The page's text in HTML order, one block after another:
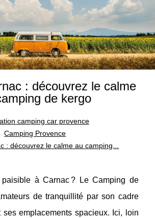
: découvrez le calme
de kergo
camping car provence
Camping Provence
: découvrez le calme au camping...
paisible à Carnac ? Le Camping de
de tranquillité par son cadre
ses emplacements spacieux. Ici, loin